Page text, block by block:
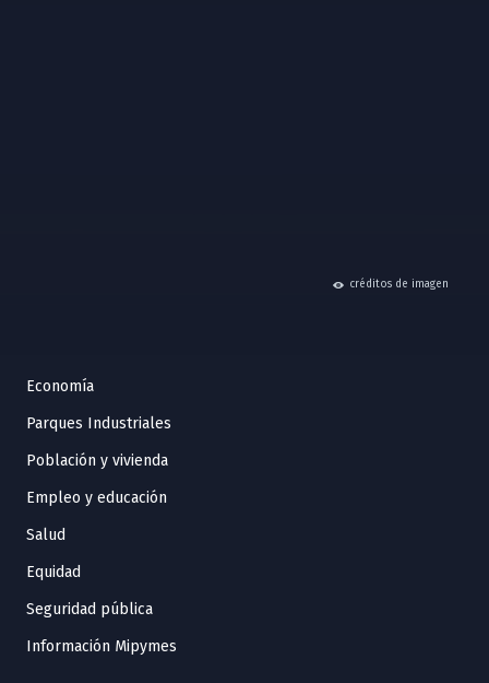
hide
créditos de imagen
Economía
Parques Industriales
Población y vivienda
Empleo y educación
Salud
Equidad
Seguridad pública
Información Mipymes